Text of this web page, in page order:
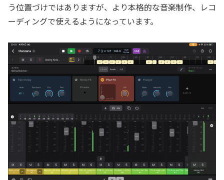
う位置づけではありますが、より本格的な音楽制作、レコ
ーディングで使えるようになっています。